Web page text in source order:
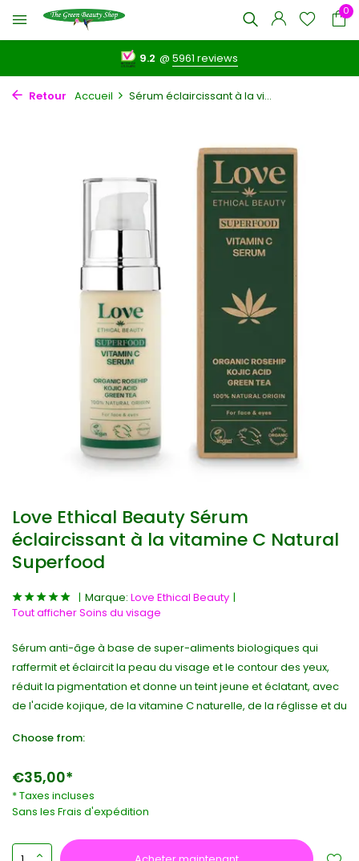
0
9.2 @5961 reviews
Retour Accueil Sérum éclaircissant à la vi...
Love Ethical Beauty Sérum
éclaircissant à la vitamine C Natural
Superfood
Marque: Love Ethical Beauty
Tout afficher Soins du visage
Sérum anti-âge à base de super-aliments biologiques qui
raffermit et éclaircit la peau du visage et le contour des yeux,
réduit la pigmentation et donne un teint jeune et éclatant, avec
de l'acide kojique, de la vitamine C naturelle, de la réglisse et du
Choose from:
€35,00*
* Taxes incluses
Sans les Frais d'expédition